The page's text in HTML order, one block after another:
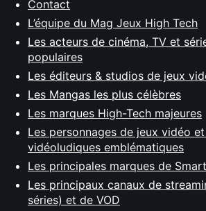
Contact
L’équipe du Mag Jeux High Tech
Les acteurs de cinéma, TV et
populaires
Les éditeurs & studios de jeux
Les Mangas les plus célèbres
Les marques High-Tech majeures
Les personnages de jeux vidéo
vidéoludiques emblématiques
Les principales marques de
Les principaux canaux de
séries) et de VOD